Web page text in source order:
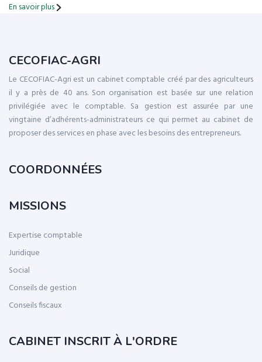
En savoir plus
CECOFIAC-AGRI
Le CECOFIAC-Agri est un cabinet comptable créé par des agriculteurs
il y a près de 40 ans. Son organisation est basée sur une relation
privilégiée avec le comptable. Sa gestion est assurée par une
vingtaine d’adhérents-administrateurs ce qui permet au cabinet de
proposer des services en phase avec les besoins des entrepreneurs.
COORDONNÉES
MISSIONS
Expertise comptable
Juridique
Social
Conseils de gestion
Conseils fiscaux
CABINET INSCRIT À L'ORDRE